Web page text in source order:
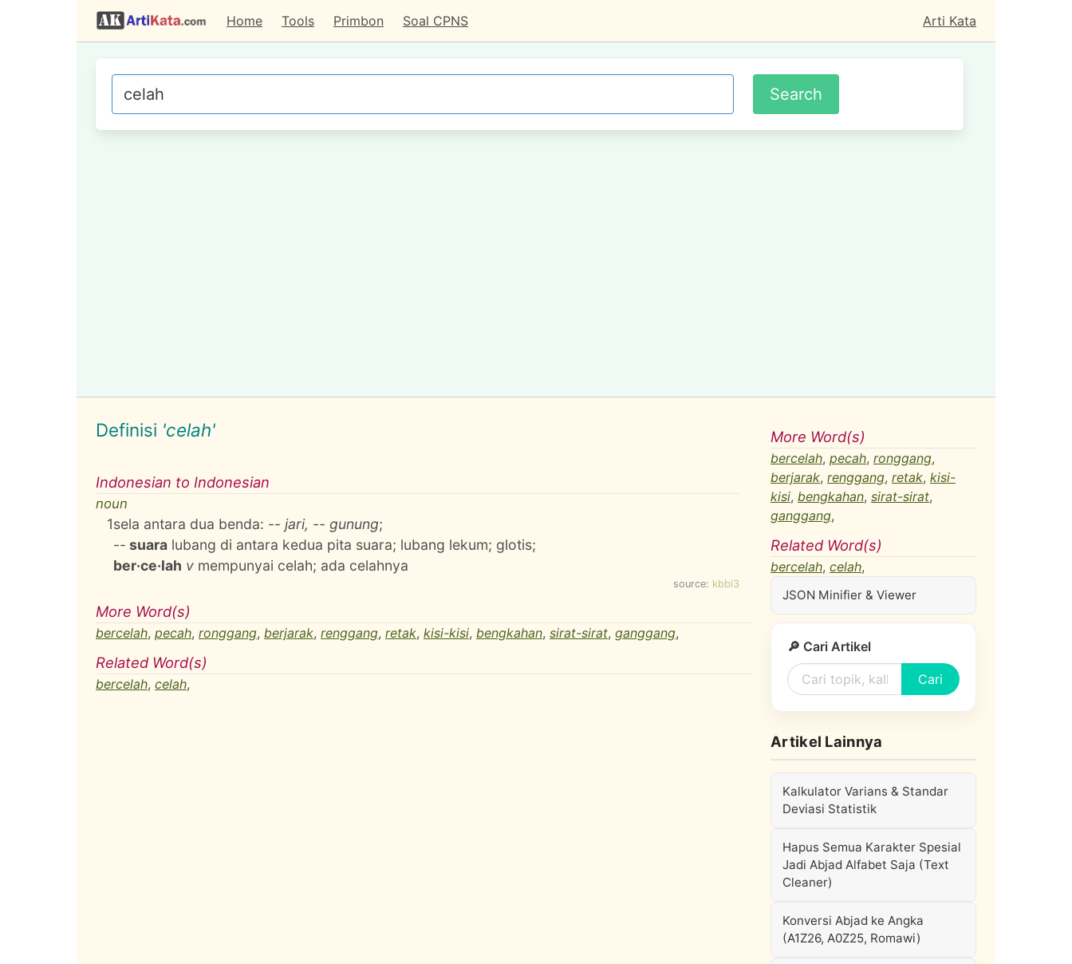
Home Tools Primbon Soal CPNS Arti Kata
Definisi 'celah'
Indonesian to Indonesian
noun
1sela antara dua benda: -- jari, -- gunung;
-- suara lubang di antara kedua pita suara; lubang lekum; glotis;
ber·ce·lah v mempunyai celah; ada celahnya
source: kbbi3
More Word(s)
bercelah, pecah, ronggang, berjarak, renggang, retak, kisi-kisi, bengkahan, sirat-sirat, ganggang,
Related Word(s)
bercelah, celah,
More Word(s)
bercelah, pecah, ronggang,
berjarak, renggang, retak, kisi-
kisi, bengkahan, sirat-sirat,
ganggang,
Related Word(s)
bercelah, celah,
JSON Minifier & Viewer
🔎 Cari Artikel
Cari
Artikel Lainnya
Kalkulator Varians & Standar
Deviasi Statistik
Hapus Semua Karakter Spesial
Jadi Abjad Alfabet Saja (Text
Cleaner)
Konversi Abjad ke Angka
(A1Z26, A0Z25, Romawi)